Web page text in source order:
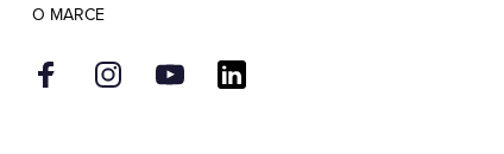
O MARCE